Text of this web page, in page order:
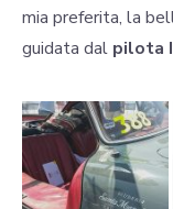
mia preferita, la
guidata dal pilota